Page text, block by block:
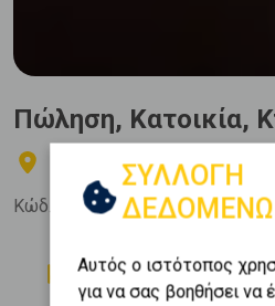
Πώληση, Κατοικία,
ΣΑΛΑΜΙΝΑ - Αιάντειο
Κώδ. Ακινήτου:224151
Δωμάτια
2
ΣΥΛΛΟΓΗ
Αυτός ο ιστότοπος
για να σας βοηθήσει να